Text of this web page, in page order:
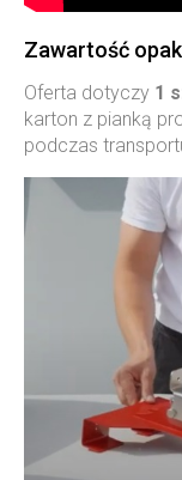
Zawartość
Oferta dotyczy 1
karton z pianką
podczas